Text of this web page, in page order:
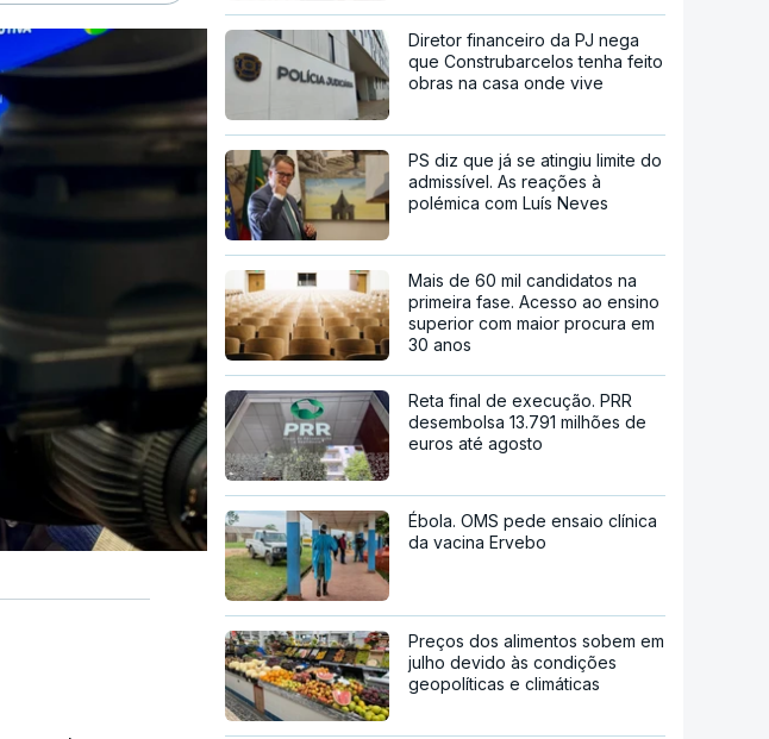
Diretor financeiro da PJ nega
que Construbarcelos tenha feito
obras na casa onde vive
PS diz que já se atingiu limite do
admissível. As reações à
polémica com Luís Neves
Mais de 60 mil candidatos na
primeira fase. Acesso ao ensino
superior com maior procura em
30 anos
Reta final de execução. PRR
desembolsa 13.791 milhões de
euros até agosto
Ébola. OMS pede ensaio clínica
da vacina Ervebo
Preços dos alimentos sobem em
julho devido às condições
geopolíticas e climáticas